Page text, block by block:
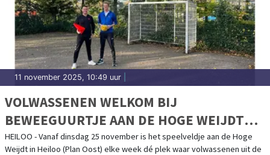
11 november 2025, 10:49 uur
VOLWASSENEN WELKOM BIJ
BEWEEGUURTJE AAN DE HOGE WEIJDT
(PLAN OOST)
HEILOO - Vanaf dinsdag 25 november is het speelveldje aan de Hoge
Weijdt in Heiloo (Plan Oost) elke week dé plek waar volwassenen uit de